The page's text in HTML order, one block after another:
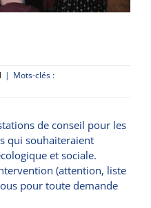
| Mots-clés :
de conseil pour les
qui souhaiteraient
et sociale.
(attention, liste
pour toute demande